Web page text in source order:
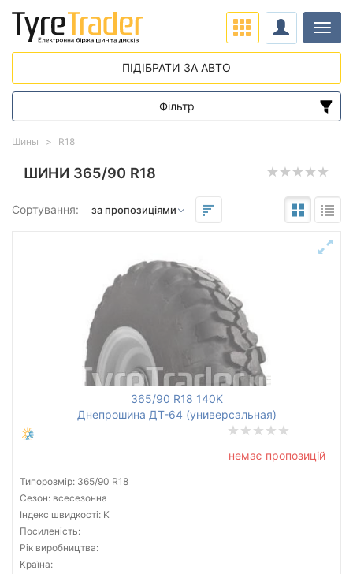
ШИНИ 365/90 R18
Сортування:
365/90 R18 140K
Днепрошина ДТ-64 (универсальная)
немає пропозицій
Типорозмір: 365/90 R18
Сезон: всесезонна
Індекс швидкості: K
Посиленість:
Рік виробництва:
Країна:
Шины R18
ПІДІБРАТИ ЗА АВТО
Фільтр
Діапазон цін
від
Підбір за параметрами
Тип транспортного засобу
Скинути